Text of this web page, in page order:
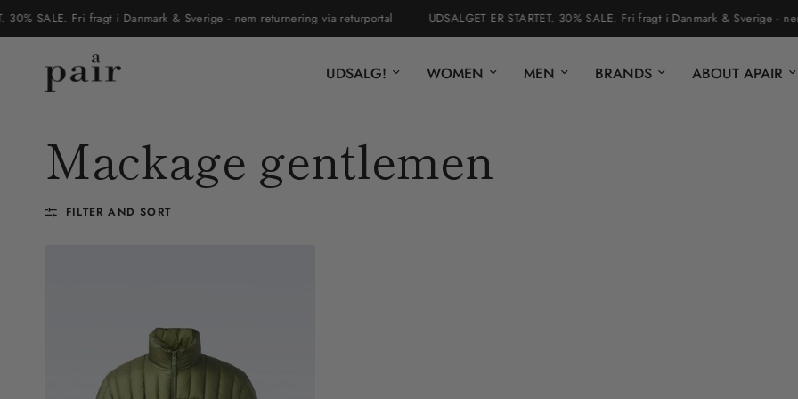
30% SALE. Fri fragt i Danmark & Sverige - nem returnering via returportal UDSALGET ER STARTET. 30% SALE. Fri fragt i Danmark & Sverige -
UDSALG! WOMEN MEN BRANDS ABOUT APAIR
Mackage gentlemen
FILTER AND SORT